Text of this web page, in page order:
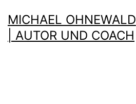
Inhalt
springen
MICHAEL OHNEWALD
| AUTOR UND COACH